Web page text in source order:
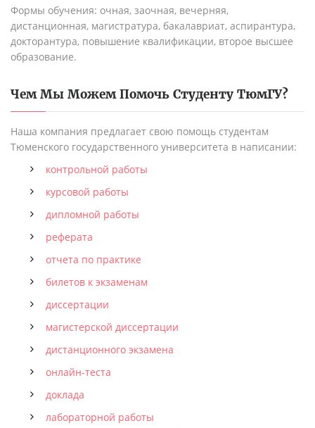
Формы обучения: очная, заочная, вечерняя,
дистанционная, магистратура, бакалавриат, аспирантура,
докторантура, повышение квалификации, второе высшее
образование.
Чем Мы Можем Помочь Студенту ТюмГУ?
Наша компания предлагает свою помощь студентам
Тюменского государственного университета в написании:
контрольной работы
курсовой работы
дипломной работы
реферата
отчета по практике
билетов к экзаменам
диссертации
магистерской диссертации
дистанционного экзамена
онлайн-теста
доклада
лабораторной работы